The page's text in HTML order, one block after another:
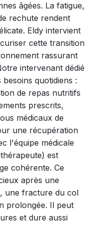
âgées. La fatigue,
rechute rendent
Eldy intervient
cette transition
rassurant
intervenant dédié
quotidiens :
de repas nutritifs
prescrits,
médicaux de
une récupération
l'équipe médicale
est
cohérente. Ce
après une
une fracture du col
prolongée. Il peut
et dure aussi